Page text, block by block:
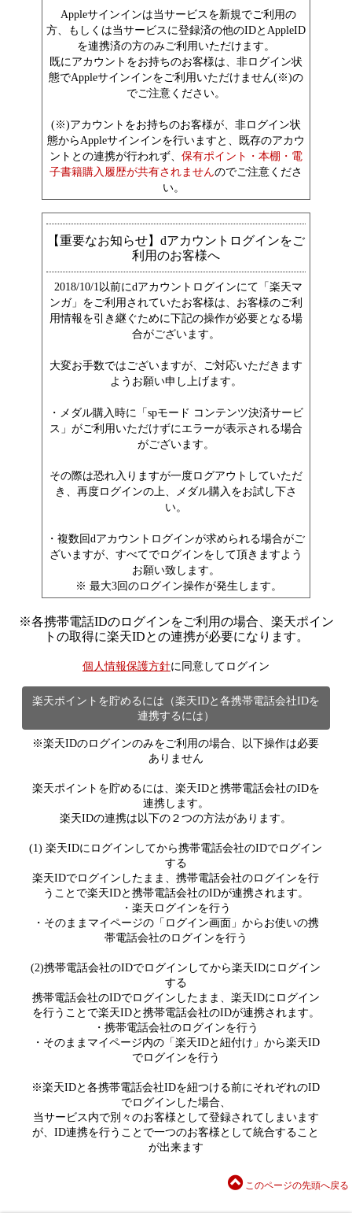
Appleサインインは当サービスを新規でご利用の
方、もしくは当サービスに登録済の他のIDとAppleID
を連携済の方のみご利用いただけます。
既にアカウントをお持ちのお客様は、非ログイン状
態でAppleサインインをご利用いただけません(※)の
でご注意ください。
(※)アカウントをお持ちのお客様が、非ログイン状
態からAppleサインインを行いますと、既存のアカウ
ントとの連携が行われず、 保有ポイント・本棚・電
子書籍購入履歴が共有されませんのでご注意くださ
い。
【重要なお知らせ】dアカウントログインをご
利用のお客様へ
2018/10/1以前にdアカウントログインにて「楽天マ
ンガ」をご利用されていたお客様は、お客様のご利
用情報を引き継ぐために下記の操作が必要となる場
合がございます。
大変お手数ではございますが、ご対応いただきます
ようお願い申し上げます。
・メダル購入時に「spモード コンテンツ決済サービ
ス」がご利用いただけずにエラーが表示される場合
がございます。
その際は恐れ入りますが一度ログアウトしていただ
き、再度ログインの上、メダル購入をお試し下さ
い。
・複数回dアカウントログインが求められる場合がご
ざいますが、すべてでログインをして頂きますよう
お願い致します。
※ 最大3回のログイン操作が発生します。
※各携帯電話IDのログインをご利用の場合、楽天ポイン
トの取得に楽天IDとの連携が必要になります。
個人情報保護方針に同意してログイン
楽天ポイントを貯めるには（楽天IDと各携帯電話会社IDを
連携するには）
※楽天IDのログインのみをご利用の場合、以下操作は必要
ありません
楽天ポイントを貯めるには、楽天IDと携帯電話会社のIDを
連携します。
楽天IDの連携は以下の２つの方法があります。
(1) 楽天IDにログインしてから携帯電話会社のIDでログイン
する
楽天IDでログインしたまま、携帯電話会社のログインを行
うことで楽天IDと携帯電話会社のIDが連携されます。
・楽天ログインを行う
・そのままマイページの「ログイン画面」からお使いの携
帯電話会社のログインを行う
(2)携帯電話会社のIDでログインしてから楽天IDにログイン
する
携帯電話会社のIDでログインしたまま、楽天IDにログイン
を行うことで楽天IDと携帯電話会社のIDが連携されます。
・携帯電話会社のログインを行う
・そのままマイページ内の「楽天IDと紐付け」から楽天ID
でログインを行う
※楽天IDと各携帯電話会社IDを紐つける前にそれぞれのID
でログインした場合、
当サービス内で別々のお客様として登録されてしまいます
が、ID連携を行うことで一つのお客様として統合すること
が出来ます
このページの先頭へ戻る